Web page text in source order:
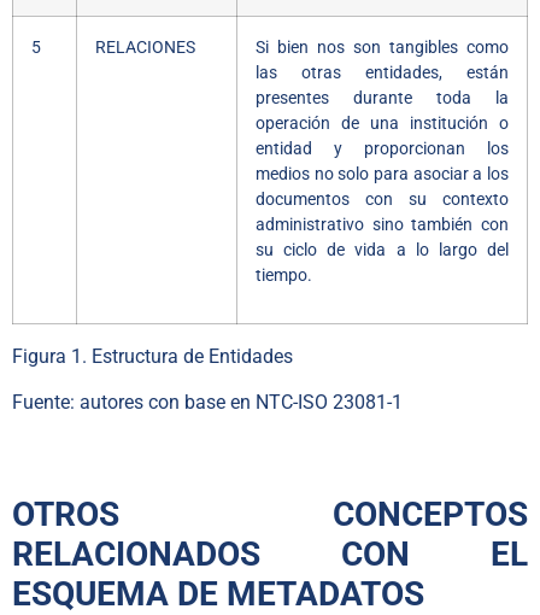
5 RELACIONES
Si bien nos son tangibles como
las otras entidades, están
presentes durante toda la
operación de una institución o
entidad y proporcionan los
medios no solo para asociar a los
documentos con su contexto
administrativo sino también con
su ciclo de vida a lo largo del
tiempo.
Figura 1. Estructura de Entidades
Fuente: autores con base en NTC-ISO 23081-1
OTROS CONCEPTOS
RELACIONADOS CON EL
ESQUEMA DE METADATOS